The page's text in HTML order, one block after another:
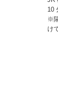
10
※
け